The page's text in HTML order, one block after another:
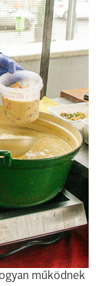
működnek